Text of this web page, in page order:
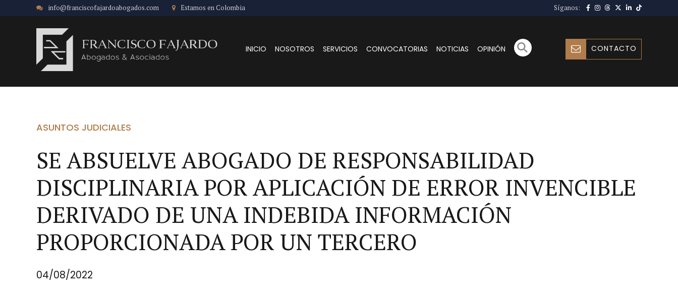
info@franciscofajardoabogados.com Estamos en Colombia Síganos:
CONTACTO
INICIO NOSOTROS SERVICIOS CONVOCATORIAS NOTICIAS OPINIÓN
ASUNTOS JUDICIALES
SE ABSUELVE ABOGADO DE RESPONSABILIDAD
DISCIPLINARIA POR APLICACIÓN DE ERROR INVENCIBLE
DERIVADO DE UNA INDEBIDA INFORMACIÓN
PROPORCIONADA POR UN TERCERO
04/08/2022